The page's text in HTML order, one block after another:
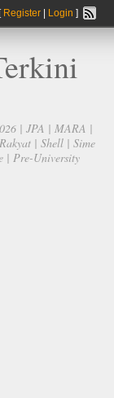
[ Register| Login ]
| JPA | MARA |
| Shell | Sime
| Pre-University